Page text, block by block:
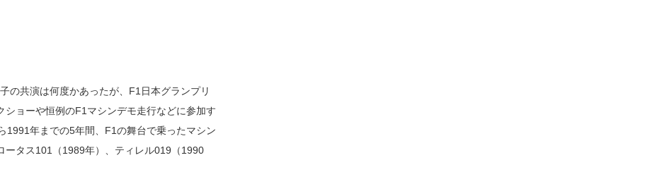
の共演は何度かあったが、F1日本グランプリ
ョーや恒例のF1マシンデモ走行などに参加す
1991年までの5年間、F1の舞台で乗ったマシン
ータス101（1989年）、ティレル019（1990